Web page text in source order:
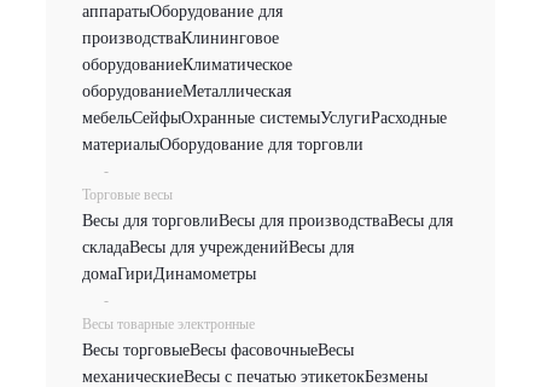
аппаратыОборудование для
производстваКлининговое
оборудованиеКлиматическое
оборудованиеМеталлическая
мебельСейфыОхранные системыУслугиРасходные
материалыОборудование для торговли
-
Торговые весы
Весы для торговлиВесы для производстваВесы для
складаВесы для учрежденийВесы для
домаГириДинамометры
-
Весы товарные электронные
Весы торговыеВесы фасовочныеВесы
механическиеВесы с печатью этикетокБезмены